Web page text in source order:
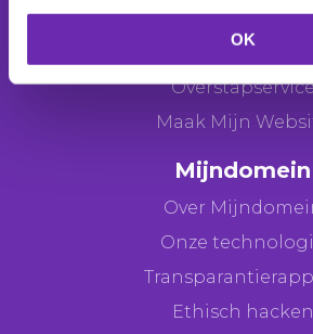
OK
Webshop
Maak Mijn
Mijndomein
Over
Onze
Ethisch hacken